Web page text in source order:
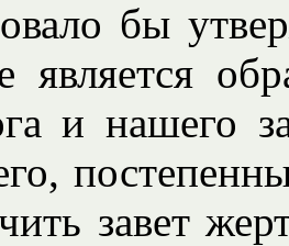
бы
является
и нашего
завет